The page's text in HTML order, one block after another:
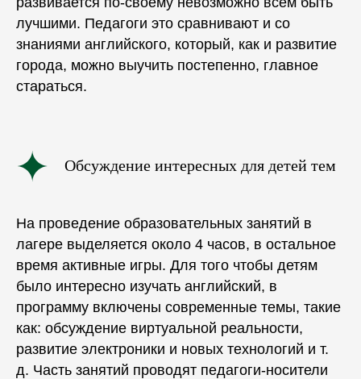
лучшими. Педагоги это сравнивают и со
знаниями английского, который, как и развитие
города, можно выучить постепенно, главное
стараться.
Обсуждение интересных для детей тем
На проведение образовательных занятий в
лагере выделяется около 4 часов, в остальное
время активные игры. Для того чтобы детям
было интересно изучать английский, в
программу включены современные темы, такие
как: обсуждение виртуальной реальности,
развитие электроники и новых технологий и т.
д. Часть занятий проводят педагоги-носители